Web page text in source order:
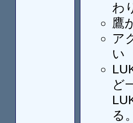
わ
鷹
ア
い
ど
る